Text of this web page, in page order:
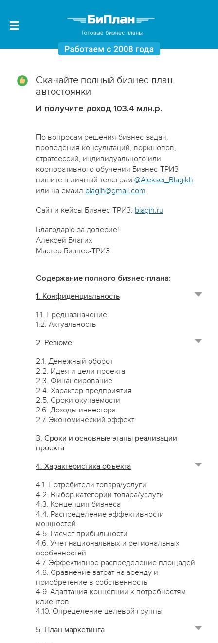
Скачайте полный бизнес-план
автостоянки
И получите доход 103.4 млн.р.
По вопросам решения бизнес-задач,
проведения консультаций, воркшопов,
стратсессий, индивидуального или
корпоративного обучения Бизнес-ТРИЗ
пишите в личный телеграм @Aleksei_Blagikh
или на емаил blagih@gmail.com
Сайт и кейсы Бизнес-ТРИЗ: blagih.ru
Благодарю за доверие!
Алексей Благих
Мастер Бизнес-ТРИЗ
Содержание полного бизнес-плана:
1. Конфиденциальность
1.1. Предназначение
1.2. Актуальность
2. Резюме
2.1. Денежный оборот
2.2. Идея и цели проекта
2.3. Финансирование
2.4. Характер предприятия
2.5. Сроки окупаемости
2.6. Доходы инвестора
2.7. Экономический эффект
3. Сроки и основные этапы реализации
проекта
4. Характеристика объекта
4.1. Потребители товара/услуги
4.2. Выбор категории товара/услуги
4.3. Концепция бизнеса
4.4. Распределение эффективности
мощностей
4.5. Расчет прибыльности
4.6. Учет национальных и региональных
особенностей
4.7. Эффективное распределение площадей
4.8. Сравнение затрат на аренду и
приобретение в собственность
4.9. Адаптация концепции к потребностям
клиентов
4.10. Определение целевой группы
5. План маркетинга